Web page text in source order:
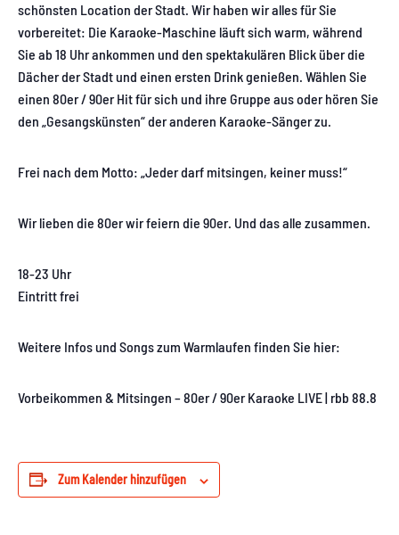
schönsten Location der Stadt. Wir haben wir alles für Sie
vorbereitet: Die Karaoke-Maschine läuft sich warm, während
Sie ab 18 Uhr ankommen und den spektakulären Blick über die
Dächer der Stadt und einen ersten Drink genießen. Wählen Sie
einen 80er / 90er Hit für sich und ihre Gruppe aus oder hören Sie
den „Gesangskünsten“ der anderen Karaoke-Sänger zu.
Frei nach dem Motto: „Jeder darf mitsingen, keiner muss!“
Wir lieben die 80er wir feiern die 90er. Und das alle zusammen.
18-23 Uhr
Eintritt frei
Weitere Infos und Songs zum Warmlaufen finden Sie hier:
Vorbeikommen & Mitsingen – 80er / 90er Karaoke LIVE | rbb 88.8
Zum Kalender hinzufügen